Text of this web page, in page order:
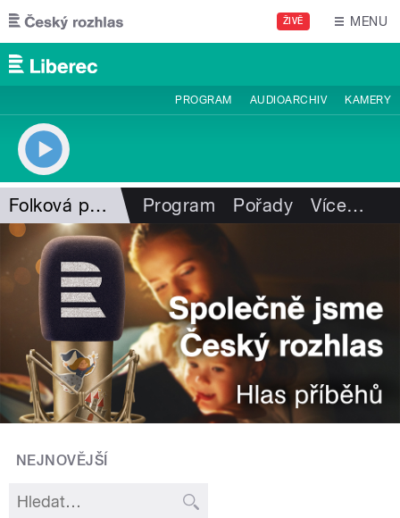
Přejít k hlavnímu obsahu
ŽIVĚ MENU
PROGRAM AUDIOARCHIV KAMERY
Folková pohlazení Program Pořady Více…
NEJNOVĚJŠÍ